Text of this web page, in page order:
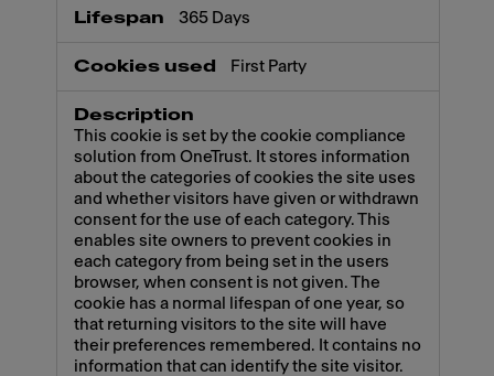
365 Days
First Party
This cookie is set by the cookie compliance
solution from OneTrust. It stores information
about the categories of cookies the site uses
and whether visitors have given or withdrawn
consent for the use of each category. This
enables site owners to prevent cookies in
each category from being set in the users
browser, when consent is not given. The
cookie has a normal lifespan of one year, so
that returning visitors to the site will have
their preferences remembered. It contains no
information that can identify the site visitor.